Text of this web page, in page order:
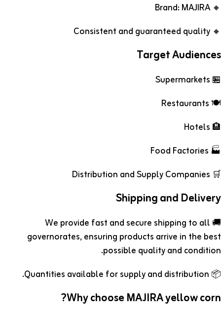
🔸 Brand: MAJIRA
🔸 Consistent and guaranteed quality
Target Audiences
🏪 Supermarkets
🍽️ Restaurants
🏨 Hotels
🏭 Food Factories
🛒 Distribution and Supply Companies
Shipping and Delivery
🚚 We provide fast and secure shipping to all
governorates, ensuring products arrive in the best
possible quality and condition.
📦 Quantities available for supply and distribution.
Why choose MAJIRA yellow corn?